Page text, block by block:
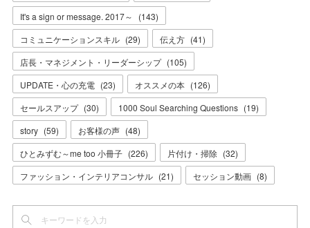
It's a sign or message. 2017～
(143)
コミュニケーションスキル (29) 伝え方 (41)
店長・マネジメント・リーダーシップ (105)
UPDATE・心の充電 (23) オススメの本 (126)
セールスアップ (30) 1000 Soul Searching Questions (19)
story (59) お客様の声 (48)
ひとみずむ～me too 小冊子 (226) 片付け・掃除 (32)
ファッション・インテリアコンサル (21) セッション動画 (8)